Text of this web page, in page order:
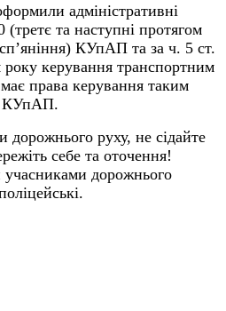
адміністративні
(третє та наступні протягом
КУпАП та за ч. 5 ст.
керування транспортним
права керування таким
КУпАП.
дорожнього руху, не сідайте
себе та оточення!
учасниками дорожнього